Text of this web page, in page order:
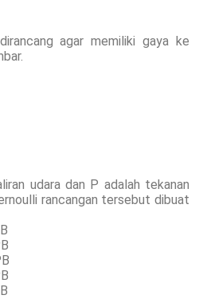
agar memiliki gaya ke
udara dan P adalah tekanan
rancangan tersebut dibuat